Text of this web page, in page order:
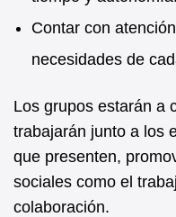
Contar con
necesidades de
Los grupos estarán a
trabajarán junto a los
que presenten,
sociales como el
colaboración.